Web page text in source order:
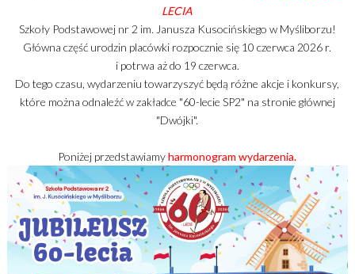
LECIA
Szkoły Podstawowej nr 2 im. Janusza Kusocińskiego w Myśliborzu!
Główna część urodzin placówki rozpocznie się 10 czerwca 2026 r.
i potrwa aż do 19 czerwca.
Do tego czasu, wydarzeniu towarzyszyć będą różne akcje i konkursy,
które można odnaleźć w zakładce "60-lecie SP2" na stronie głównej
"Dwójki".
Poniżej przedstawiamyharmonogram wydarzenia.